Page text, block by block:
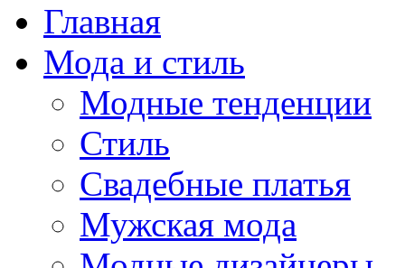
Главная
Мода и стиль
Модные тенденции
Стиль
Свадебные платья
Мужская мода